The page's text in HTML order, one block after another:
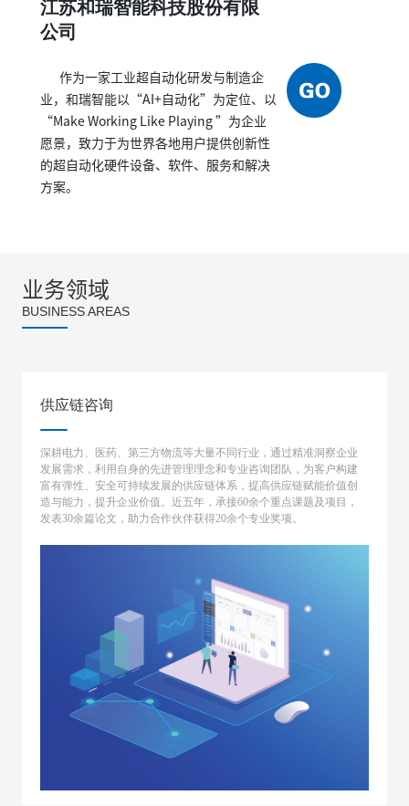
江苏和瑞智能科技股份有限
公司
作为一家工业超自动化研发与制造企
业，和瑞智能以“AI+自动化”为定位、以
“Make Working Like Playing ”为企业
愿景，致力于为世界各地用户提供创新性
的超自动化硬件设备、软件、服务和解决
方案。
业务领域
BUSINESS AREAS
供应链咨询
深耕电力、医药、第三方物流等大量不同行业，通过精准洞察企业
发展需求，利用自身的先进管理理念和专业咨询团队，为客户构建
富有弹性、安全可持续发展的供应链体系，提高供应链赋能价值创
造与能力，提升企业价值。近五年，承接60余个重点课题及项目，
发表30余篇论文，助力合作伙伴获得20余个专业奖项。